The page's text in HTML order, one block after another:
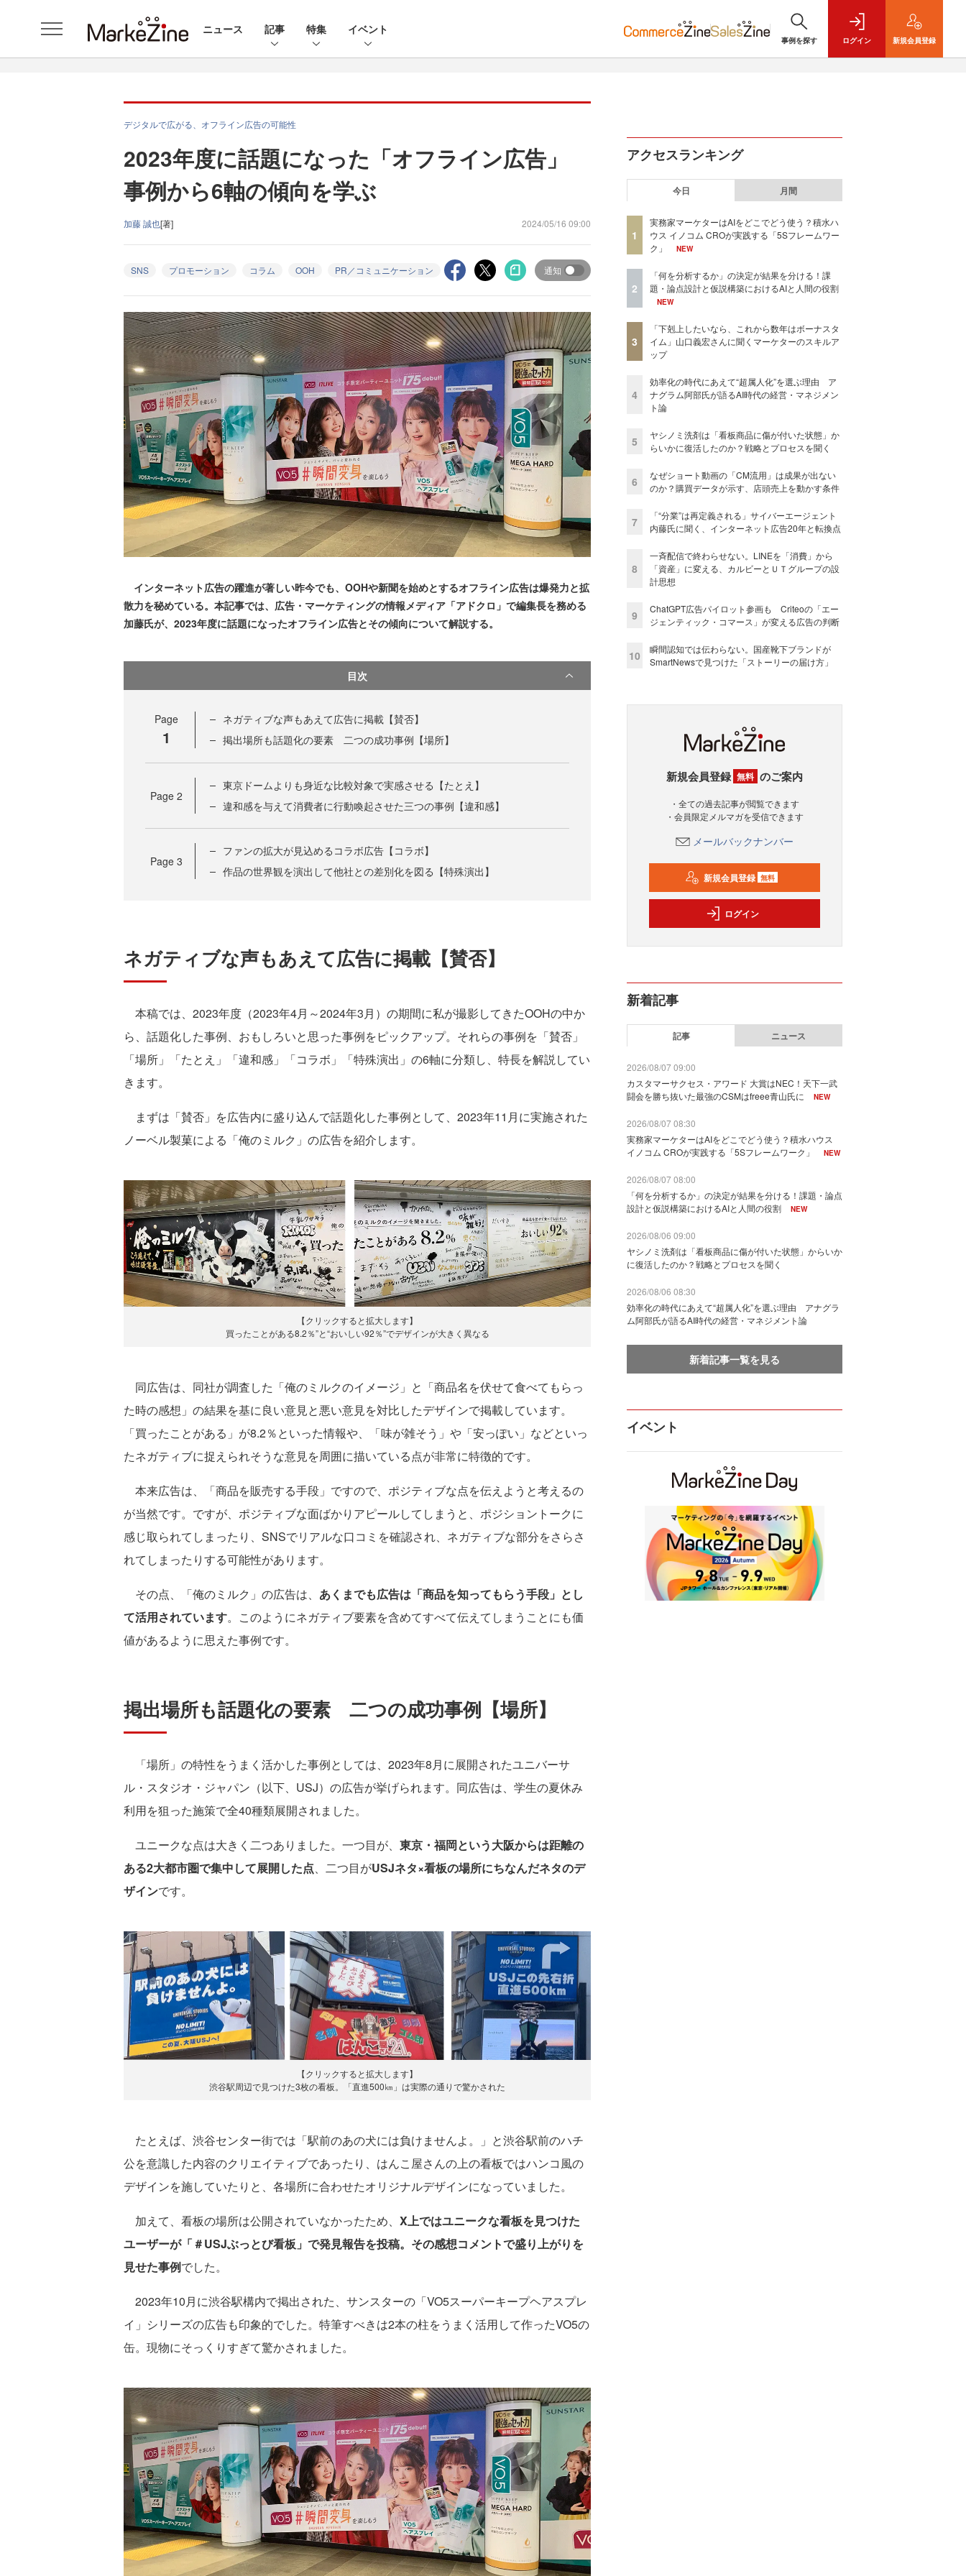
ニュース 記事 特集 イベント
事例を探す ログイン 新規会員登録
デジタルで広がる、オフライン広告の可能性
2023年度に話題になった「オフライン広告」
事例から6軸の傾向を学ぶ
加藤 誠也[著] 2024/05/16 09:00
SNS プロモーション コラム OOH PR／コミュニケーション 通知
インターネット広告の躍進が著しい昨今でも、OOHや新聞を始めとするオフライン広告は爆発力と拡
散力を秘めている。本記事では、広告・マーケティングの情報メディア「アドクロ」で編集長を務める
加藤氏が、2023年度に話題になったオフライン広告とその傾向について解説する。
目次
Page
1
ネガティブな声もあえて広告に掲載【賛否】
掲出場所も話題化の要素 二つの成功事例【場所】
Page 2
東京ドームよりも身近な比較対象で実感させる【たとえ】
違和感を与えて消費者に行動喚起させた三つの事例【違和感】
Page 3
ファンの拡大が見込めるコラボ広告【コラボ】
作品の世界観を演出して他社との差別化を図る【特殊演出】
ネガティブな声もあえて広告に掲載【賛否】
本稿では、2023年度（2023年4月～2024年3月）の期間に私が撮影してきたOOHの中か
ら、話題化した事例、おもしろいと思った事例をピックアップ。それらの事例を「賛否」
「場所」「たとえ」「違和感」「コラボ」「特殊演出」の6軸に分類し、特長を解説してい
きます。
まずは「賛否」を広告内に盛り込んで話題化した事例として、2023年11月に実施された
ノーベル製菓による「俺のミルク」の広告を紹介します。
【クリックすると拡大します】
買ったことがある8.2％”と“おいしい92％”でデザインが大きく異なる
同広告は、同社が調査した「俺のミルクのイメージ」と「商品名を伏せて食べてもらっ
た時の感想」の結果を基に良い意見と悪い意見を対比したデザインで掲載しています。
「買ったことがある」が8.2％といった情報や、「味が雑そう」や「安っぽい」などといっ
たネガティブに捉えられそうな意見を周囲に描いている点が非常に特徴的です。
本来広告は、「商品を販売する手段」ですので、ポジティブな点を伝えようと考えるの
が当然です。ですが、ポジティブな面ばかりアピールしてしまうと、ポジショントークに
感じ取られてしまったり、SNSでリアルな口コミを確認され、ネガティブな部分をさらさ
れてしまったりする可能性があります。
その点、「俺のミルク」の広告は、 あくまでも広告は「商品を知ってもらう手段」とし
て活用されています。このようにネガティブ要素を含めてすべて伝えてしまうことにも価
値があるように思えた事例です。
掲出場所も話題化の要素 二つの成功事例【場所】
「場所」の特性をうまく活かした事例としては、2023年8月に展開されたユニバーサ
ル・スタジオ・ジャパン（以下、USJ）の広告が挙げられます。同広告は、学生の夏休み
利用を狙った施策で全40種類展開されました。
ユニークな点は大きく二つありました。一つ目が、 東京・福岡という大阪からは距離の
ある2大都市圏で集中して展開した点、二つ目がUSJネタ×看板の場所にちなんだネタのデ
ザインです。
【クリックすると拡大します】
渋谷駅周辺で見つけた3枚の看板。「直進500㎞」は実際の通りで驚かされた
たとえば、渋谷センター街では「駅前のあの犬には負けませんよ。」と渋谷駅前のハチ
公を意識した内容のクリエイティブであったり、はんこ屋さんの上の看板ではハンコ風の
デザインを施していたりと、各場所に合わせたオリジナルデザインになっていました。
加えて、看板の場所は公開されていなかったため、 X上ではユニークな看板を見つけた
ユーザーが「＃USJぶっとび看板」で発見報告を投稿。その感想コメントで盛り上がりを
見せた事例でした。
2023年10月に渋谷駅構内で掲出された、サンスターの「VO5スーパーキープヘアスプレ
イ」シリーズの広告も印象的でした。特筆すべきは2本の柱をうまく活用して作ったVO5の
缶。現物にそっくりすぎて驚かされました。
アクセスランキング
今日 月間
1
実務家マーケターはAIをどこでどう使う？積水ハ
ウス イノコム CROが実践する「5Sフレームワー
ク」
NEW
2
「何を分析するか」の決定が結果を分ける！課
題・論点設計と仮説構築におけるAIと人間の役割
NEW
3
「下剋上したいなら、これから数年はボーナスタ
イム」山口義宏さんに聞くマーケターのスキルア
ップ
4
効率化の時代にあえて“超属人化”を選ぶ理由 ア
ナグラム阿部氏が語るAI時代の経営・マネジメン
ト論
5
ヤシノミ洗剤は「看板商品に傷が付いた状態」か
らいかに復活したのか？戦略とプロセスを聞く
6
なぜショート動画の「CM流用」は成果が出ない
のか？購買データが示す、店頭売上を動かす条件
7
「“分業”は再定義される」サイバーエージェント
内藤氏に聞く、インターネット広告20年と転換点
8
一斉配信で終わらせない。LINEを「消費」から
「資産」に変える、カルビーとＵＴグループの設
計思想
9
ChatGPT広告パイロット参画も Criteoの「エー
ジェンティック・コマース」が変える広告の判断
10
瞬間認知では伝わらない。国産靴下ブランドが
SmartNewsで見つけた「ストーリーの届け方」
新規会員登録 無料 のご案内
・全ての過去記事が閲覧できます
・会員限定メルマガを受信できます
メールバックナンバー
新規会員登録 無料
ログイン
新着記事
記事 ニュース
2026/08/07 09:00
カスタマーサクセス・アワード 大賞はNEC！天下一武
闘会を勝ち抜いた最強のCSMはfreee青山氏に
NEW
2026/08/07 08:30
実務家マーケターはAIをどこでどう使う？積水ハウス
イノコム CROが実践する「5Sフレームワーク」
NEW
2026/08/07 08:00
「何を分析するか」の決定が結果を分ける！課題・論点
設計と仮説構築におけるAIと人間の役割
NEW
2026/08/06 09:00
ヤシノミ洗剤は「看板商品に傷が付いた状態」からいか
に復活したのか？戦略とプロセスを聞く
2026/08/06 08:30
効率化の時代にあえて“超属人化”を選ぶ理由 アナグラ
ム阿部氏が語るAI時代の経営・マネジメント論
新着記事一覧を見る
イベント